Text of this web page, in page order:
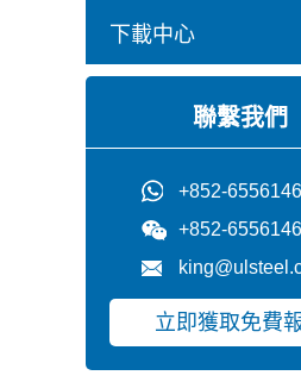
下載中心
聯繫我們
+852-
+852-
立即獲取免費